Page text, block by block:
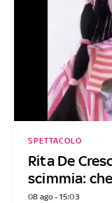
Rita De
scimmia:
SPETTACOLO
08 ago - 15:03